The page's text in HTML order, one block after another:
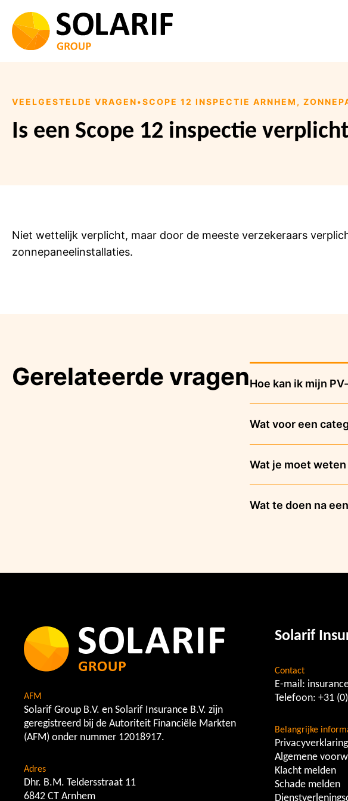
naar
VEELGESTELDE VRAGEN•SCOPE 12 INSPECTIE ARNHEM,
Is een Scope 12 inspectie
Niet wettelijk verplicht, maar door de meeste verzekeraars
zonnepaneelinstallaties.
Gerelateerde vragenHoe kan ik mijn
Wat voor een
Wat je moet
Wat te doen na
AFM
Solarif Group B.V. en Solarif Insurance B.V. zijn
geregistreerd bij de Autoriteit Financiële Markten
(AFM) onder nummer 12018917.
Adres
Dhr. B.M. Teldersstraat 11
6842 CT Arnhem
Solarif
Contact
E-mail:
Telefoon:+31
Belangrijke
Privacyverklaring
Algemene
Klacht melden
Schade melden